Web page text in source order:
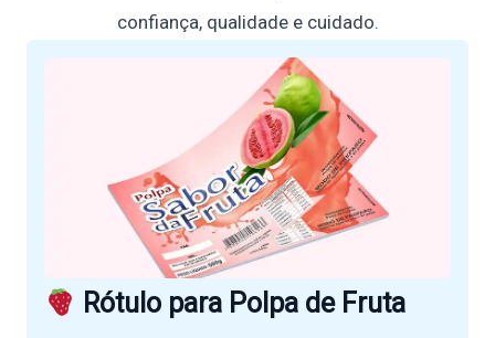
confiança, qualidade e cuidado.
Rótulo para Polpa de Fruta